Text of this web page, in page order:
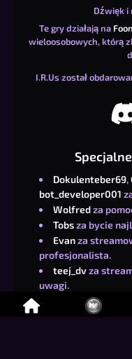
Dźwięk i
Te gry działają na
wieloosobowych, którą
I.R.Us został
Dokulenteber69,
bot_developer001
Wolfredza
Tobsza bycie
Evanza
profesjonalista.
teej_dvza
uwagi.
Jumpylionza
podrzucanie